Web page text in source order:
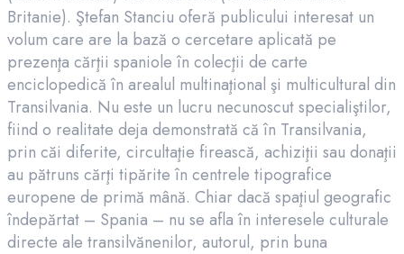
Britanie). Ştefan Stanciu oferă publicului interesat un
volum care are la bază o cercetare aplicată pe
prezenţa cărţii spaniole în colecţii de carte
enciclopedică în arealul multinaţional şi multicultural din
Transilvania. Nu este un lucru necunoscut specialiştilor,
fiind o realitate deja demonstrată că în Transilvania,
prin căi diferite, circultaţie firească, achiziţii sau donaţii
au pătruns cărţi tipărite în centrele tipografice
europene de primă mână. Chiar dacă spaţiul geografic
îndepărtat – Spania – nu se afla în interesele culturale
directe ale transilvănenilor, autorul, prin buna